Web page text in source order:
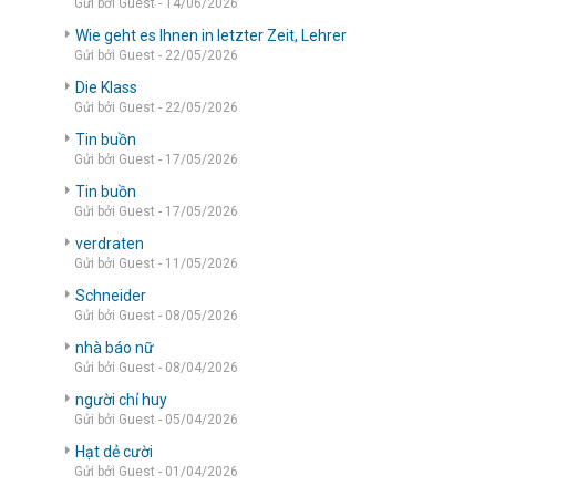
Wie geht es Ihnen in letzter Zeit, Lehrer
Gửi bởi Guest - 22/05/2026
Die Klass
Gửi bởi Guest - 22/05/2026
Tin buồn
Gửi bởi Guest - 17/05/2026
Tin buồn
Gửi bởi Guest - 17/05/2026
verdraten
Gửi bởi Guest - 11/05/2026
Schneider
Gửi bởi Guest - 08/05/2026
nhà báo nữ
Gửi bởi Guest - 08/04/2026
người chỉ huy
Gửi bởi Guest - 05/04/2026
Hạt dẻ cười
Gửi bởi Guest - 01/04/2026